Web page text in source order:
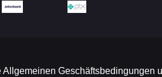
Geschäftsbedingungen